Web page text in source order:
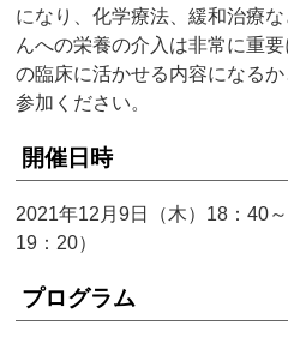
になり、化学療法、緩和治療
んへの栄養の介入は非常に重
の臨床に活かせる内容になる
参加ください。
開催日時
2021年12月9日（木）18：40
19：20）
プログラム